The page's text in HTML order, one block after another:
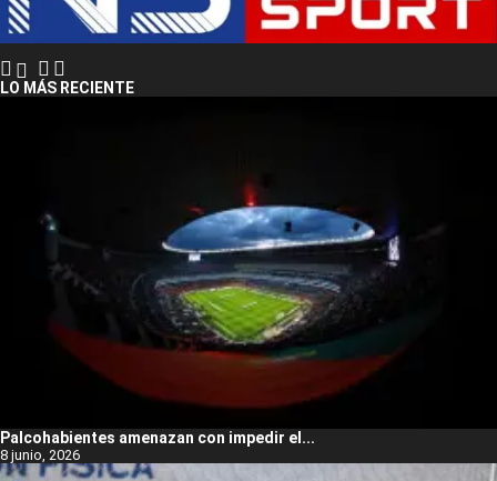
LO MÁS RECIENTE
Palcohabientes amenazan con impedir el...
8 junio, 2026